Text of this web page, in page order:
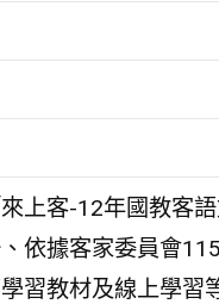
上客-12年國教客
依據客家委員會
習教材及線上學